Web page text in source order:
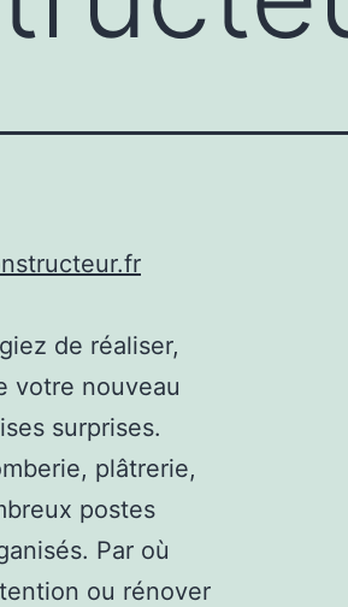
de réaliser,
votre nouveau
surprises.
plâtrerie,
postes
Par où
ou rénover